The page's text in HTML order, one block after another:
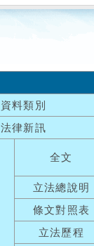
資料類別
法律新訊
全文
立法總說明
條文對照表
立法歷程